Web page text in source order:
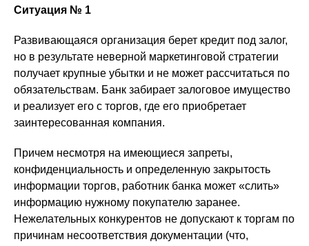
Ситуация № 1
Развивающаяся организация берет кредит под залог,
но в результате неверной маркетинговой стратегии
получает крупные убытки и не может рассчитаться по
обязательствам. Банк забирает залоговое имущество
и реализует его с торгов, где его приобретает
заинтересованная компания.
Причем несмотря на имеющиеся запреты,
конфиденциальность и определенную закрытость
информации торгов, работник банка может «слить»
информацию нужному покупателю заранее.
Нежелательных конкурентов не допускают к торгам по
причинам несоответствия документации (что,